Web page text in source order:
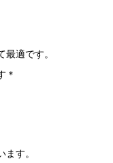
適です。
＊
す。